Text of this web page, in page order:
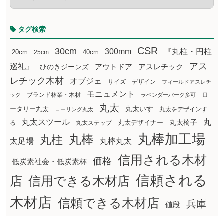
タグ検索
20cm 25cm 30cm 40cm 300mm CSR
『丸柱・円柱
巡礼』
ひのきジーンズ アウトドア アスレチック
アス
レチック木材
オブジェ サイズ デザイン フィールドアスレチ
ック ブランド林業・木材 モニュメント ラベンダーパーク多可
ロ
ータリー丸太
ローリング丸太 丸太 丸太いす
丸太をデザインす
る
丸太スツール 丸太ステップ 丸太デザイナー 丸太椅子 丸
太足場 丸柱 丸棒 丸棒丸太 丸棒加工場
低炭素社会・低炭素杯 価格
信用される木材
店 信用できる木材店 信頼される
木材店 信頼できる木材店 値段
兵庫